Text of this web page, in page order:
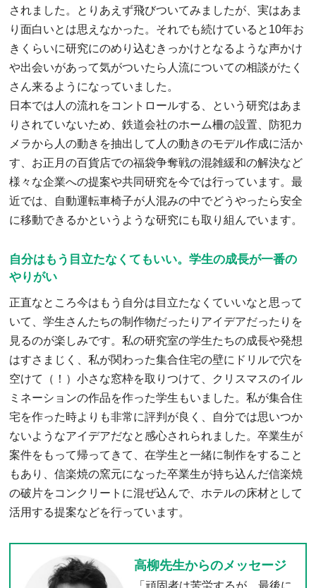
されました。とりあえず飛びついてみましたが、実はあま
り面白いとは思えなかった。それでも続けていると10年お
きくらいに研究にのめり込むきっかけとなるような声かけ
や出会いがあって気がついたら人流についての相談がたく
さん来るようになっていました。
日本では人の流れをコントロールする、という研究はあま
りされていないため、鉄道会社のホーム柵の設置、防犯カ
メラから人の動きを抽出して人の動きのモデル作成に活か
す、お正月の百貨店での福袋争奪戦の混雑緩和の解決など
様々な企業への提案や共同研究を今では行っています。最
近では、自動運転車椅子が人混みの中でどうやったら安全
に移動できるかというような研究にも取り組んでいます。
自分はもう目立たなくてもいい。学生の成長が一番の
やりがい
正直なところ今はもう自分は目立たなくていいなと思って
いて、学生さんたちの制作物だったりアイデアだったりを
見るのが楽しみです。私の研究室の学生たちの成長や発想
はすさまじく、私が関わった集合住宅の壁にドリルで穴を
空けて（！）小さな窓枠を取りつけて、クリスマスのイル
ミネーションの作品を作った学生もいました。私が集合住
宅を作った時よりも非常に評判が良く、自分では思いつか
ないようなアイデアだなと感心されられました。卒業生が
案件をもって帰ってきて、在学生と一緒に制作をすること
もあり、信楽焼の窯元になった卒業生が持ち込んだ信楽焼
の破片をコンクリートに混ぜ込んで、ホテルの床材として
活用する提案などを行っています。
高柳先生からのメッセージ
「頑固者は苦労するが、最後に